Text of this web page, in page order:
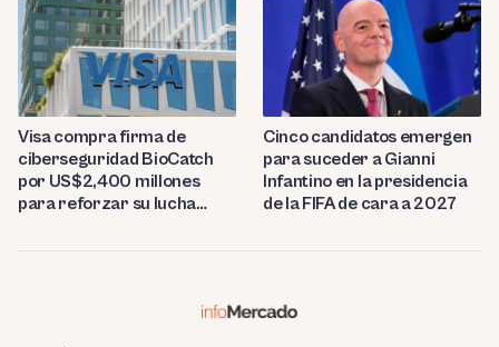
Visa compra firma de
ciberseguridad BioCatch
por US$2,400 millones
para reforzar su lucha
Cinco candidatos emergen
para suceder a Gianni
Infantino en la presidencia
de la FIFA de cara a 2027